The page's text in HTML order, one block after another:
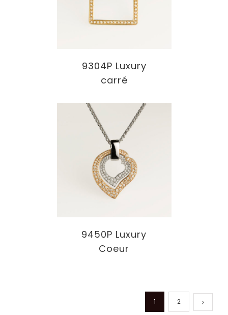
9304P Luxury
carré
9450P Luxury
Coeur
1 2